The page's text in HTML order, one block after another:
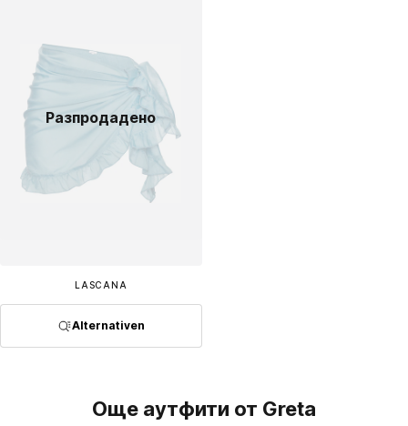
Разпродадено
LASCANA
Alternativen
Още аутфити от Greta